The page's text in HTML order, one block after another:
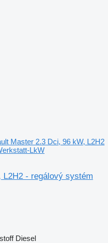
Master 2.3 Dci, 96 kW, L2H2
LkW
L2H2 - regálový systém
Diesel